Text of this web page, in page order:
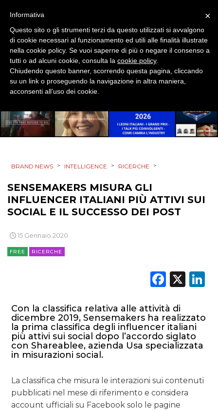
EDITORIA
ESTERNA
RADIO / AUDIO
TV
PREVISIONI/SCENARI
BRAND NEWS > INTELLIGENCE > RICERCHE >
SENSEMAKERS MISURA GLI
INFLUENCER ITALIANI PIÙ ATTIVI SUI
SOCIAL E IL SUCCESSO DEI POST
15 Gennaio 2020
FREE RICERCHE
X
Con la classifica relativa alle attività di
dicembre 2019, Sensemakers ha realizzato
la prima classifica degli influencer italiani
più attivi sui social dopo l’accordo siglato
con Shareablee, azienda Usa specializzata
in misurazioni social.
La classifica che misura le interazioni sui contenuti
pubblicati nel mese di riferimento e considera
account ufficiali su Facebook solo le pagine
×
Informativa
Questo sito o gli strumenti terzi da questo utilizzati si avvalgono
di cookie necessari al funzionamento ed utili alle finalità illustrate
nella cookie policy. Se vuoi saperne di più o negare il consenso a
tutti o ad alcuni cookie, consulta la cookie policy.
Chiudendo questo banner, scorrendo questa pagina, cliccando
su un link o proseguendo la navigazione in altra maniera,
acconsenti all’uso dei cookie.